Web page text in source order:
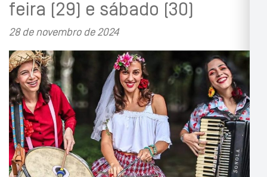
feira (29) e sábado (30)
28 de novembro de 2024